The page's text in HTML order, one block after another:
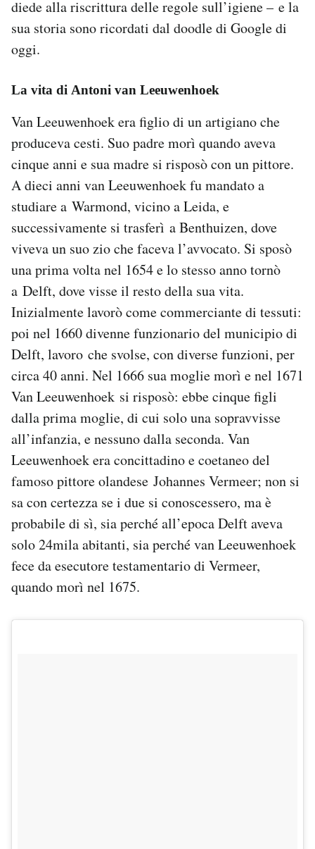
diede alla riscrittura delle regole sull’igiene – e la
sua storia sono ricordati dal doodle di Google di
oggi.
La vita di Antoni van Leeuwenhoek
Van Leeuwenhoek era figlio di un artigiano che
produceva cesti. Suo padre morì quando aveva
cinque anni e sua madre si risposò con un pittore.
A dieci anni van Leeuwenhoek fu mandato a
studiare a Warmond, vicino a Leida, e
successivamente si trasferì a Benthuizen, dove
viveva un suo zio che faceva l’avvocato. Si sposò
una prima volta nel 1654 e lo stesso anno tornò
a Delft, dove visse il resto della sua vita.
Inizialmente lavorò come commerciante di tessuti:
poi nel 1660 divenne funzionario del municipio di
Delft, lavoro che svolse, con diverse funzioni, per
circa 40 anni. Nel 1666 sua moglie morì e nel 1671
Van Leeuwenhoek si risposò: ebbe cinque figli
dalla prima moglie, di cui solo una sopravvisse
all’infanzia, e nessuno dalla seconda. Van
Leeuwenhoek era concittadino e coetaneo del
famoso pittore olandese Johannes Vermeer; non si
sa con certezza se i due si conoscessero, ma è
probabile di sì, sia perché all’epoca Delft aveva
solo 24mila abitanti, sia perché van Leeuwenhoek
fece da esecutore testamentario di Vermeer,
quando morì nel 1675.